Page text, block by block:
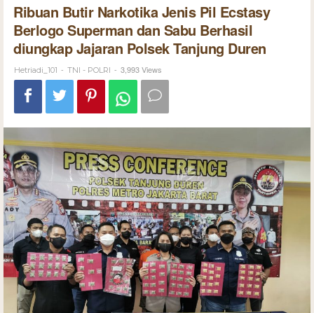
Ribuan Butir Narkotika Jenis Pil Ecstasy
Berlogo Superman dan Sabu Berhasil
diungkap Jajaran Polsek Tanjung Duren
Hetriadi_101 - TNI - POLRI - 3,993 Views